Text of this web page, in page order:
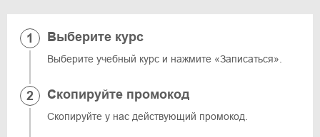
Выберите курс
Выберите учебный курс и нажмите «Записаться».
Скопируйте промокод
Скопируйте у нас действующий промокод.